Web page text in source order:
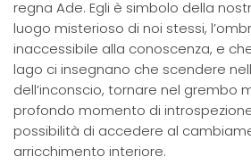
regna Ade. Egli è simbolo della
luogo misterioso di noi stessi,
inaccessibile alla conoscenza, e
lago ci insegnano che scendere
dell’inconscio, tornare nel grembo
profondo momento di
possibilità di accedere al
arricchimento interiore.